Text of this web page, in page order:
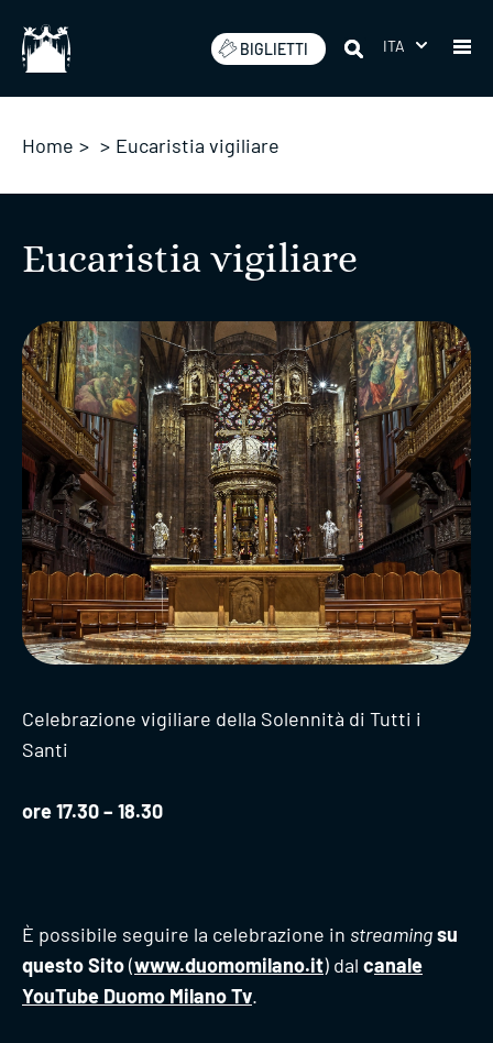
BIGLIETTI ITA
Home > > Eucaristia vigiliare
Eucaristia vigiliare
Celebrazione vigiliare della Solennità di Tutti i
Santi
ore 17.30 – 18.30
È possibile seguire la celebrazione in streamingsu
questo Sito(www.duomomilano.it) dal canale
YouTube Duomo Milano Tv.